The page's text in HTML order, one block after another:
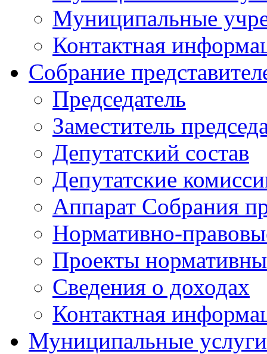
Муниципальные
Контактная
Собрание
Председатель
Заместитель
Депутатский состав
Депутатские
Аппарат Собрания
Нормативно-
Проекты
Сведения о доходах
Контактная
Муниципальные услуги